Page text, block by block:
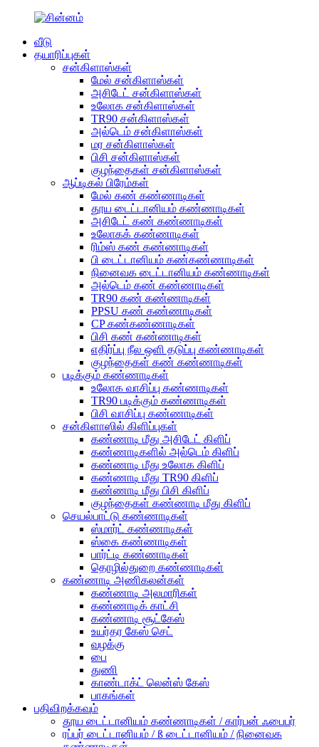
வீடு
தயாரிப்புகள்
சன்கிளாஸ்கள்
மேல் சன்கிளாஸ்கள்
அசிடேட் சன்கிளாஸ்கள்
உலோக சன்கிளாஸ்கள்
TR90 சன்கிளாஸ்கள்
அல்டெம் சன்கிளாஸ்கள்
மர சன்கிளாஸ்கள்
பிசி சன்கிளாஸ்கள்
குழந்தைகள் சன்கிளாஸ்கள்
ஆப்டிகல் பிரேம்கள்
மேல் கண் கண்ணாடிகள்
தூய டைட்டானியம் கண்ணாடிகள்
அசிடேட் கண் கண்ணாடிகள்
உலோகக் கண்ணாடிகள்
ரிம்ஸ் கண் கண்ணாடிகள்
பி டைட்டானியம் கண்கண்ணாடிகள்
நினைவக டைட்டானியம் கண்ணாடிகள்
அல்டெம் கண் கண்ணாடிகள்
TR90 கண் கண்ணாடிகள்
PPSU கண் கண்ணாடிகள்
CP கண்கண்ணாடிகள்
பிசி கண் கண்ணாடிகள்
எதிர்ப்பு நீல ஒளி தடுப்பு கண்ணாடிகள்
குழந்தைகள் கண் கண்ணாடிகள்
படிக்கும் கண்ணாடிகள்
உலோக வாசிப்பு கண்ணாடிகள்
TR90 படிக்கும் கண்ணாடிகள்
பிசி வாசிப்பு கண்ணாடிகள்
சன்கிளாஸில் கிளிப்புகள்
கண்ணாடி மீது அசிடேட் கிளிப்
கண்ணாடிகளில் அல்டெம் கிளிப்
கண்ணாடி மீது உலோக கிளிப்
கண்ணாடி மீது TR90 கிளிப்
கண்ணாடி மீது பிசி கிளிப்
குழந்தைகள் கண்ணாடி மீது கிளிப்
செயல்பாட்டு கண்ணாடிகள்
ஸ்மார்ட் கண்ணாடிகள்
ஸ்கை கண்ணாடிகள்
பார்ட்டி கண்ணாடிகள்
தொழில்துறை கண்ணாடிகள்
கண்ணாடி அணிகலன்கள்
கண்ணாடி அலமாரிகள்
கண்ணாடிக் காட்சி
கண்ணாடி சூட்கேஸ்
உயர்தர கேஸ் செட்
வழக்கு
பை
துணி
காண்டாக்ட் லென்ஸ் கேஸ்
பாகங்கள்
பதிவிறக்கவும்
தூய டைட்டானியம் கண்ணாடிகள் / கார்பன் ஃபைபர்
ரப்பர் டைட்டானியம் / ß டைட்டானியம் / நினைவக